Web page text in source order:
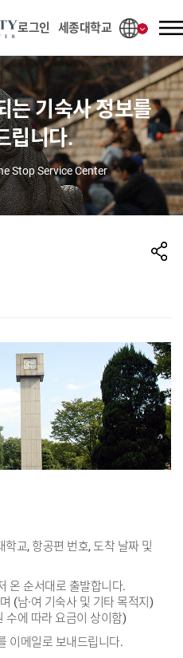
로그인
세종대학교
는 기숙사 정보를
립니다.
Stop Service Center
교, 항공편 번호, 도착 날짜 및
온 순서대로 출발합니다.
(남·여 기숙사 및 기타 목적지)
수에 따라 요금이 상이함)
이메일로 보내드립니다.